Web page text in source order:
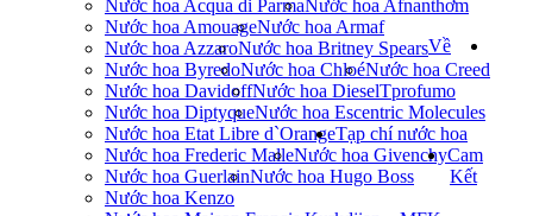
Nước hoa Acqua di ParmaNước hoa Afnan
Nước hoa AmouageNước hoa Armaf
Nước hoa AzzaroNước hoa Britney Spears
Nước hoa ByredoNước hoa ChloéNước hoa Creed
Nước hoa DavidoffNước hoa Diesel
Nước hoa DiptyqueNước hoa Escentric Molecules
Nước hoa Etat Libre d`Orange
Nước hoa Frederic MalleNước hoa Givenchy
Nước hoa GuerlainNước hoa Hugo Boss
Nước hoa Kenzo
thơm
Về
Tprofumo
Tạp chí nước hoa
Cam
Kết